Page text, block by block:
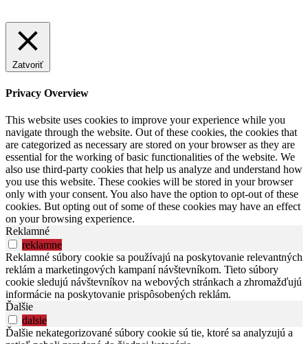
Zatvoriť
Privacy Overview
This website uses cookies to improve your experience while you
navigate through the website. Out of these cookies, the cookies that
are categorized as necessary are stored on your browser as they are
essential for the working of basic functionalities of the website. We
also use third-party cookies that help us analyze and understand how
you use this website. These cookies will be stored in your browser
only with your consent. You also have the option to opt-out of these
cookies. But opting out of some of these cookies may have an effect
on your browsing experience.
Reklamné
reklamne
Reklamné súbory cookie sa používajú na poskytovanie relevantných
reklám a marketingových kampaní návštevníkom. Tieto súbory
cookie sledujú návštevníkov na webových stránkach a zhromažďujú
informácie na poskytovanie prispôsobených reklám.
Ďalšie
dalsie
Ďalšie nekategorizované súbory cookie sú tie, ktoré sa analyzujú a